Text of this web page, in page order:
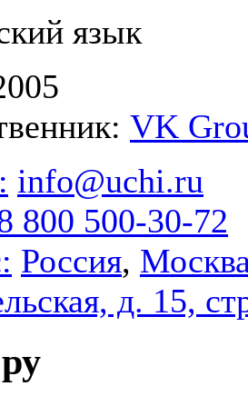
язык
VK
info@uchi.ru
800 500-30-72
Россия,
д. 15,